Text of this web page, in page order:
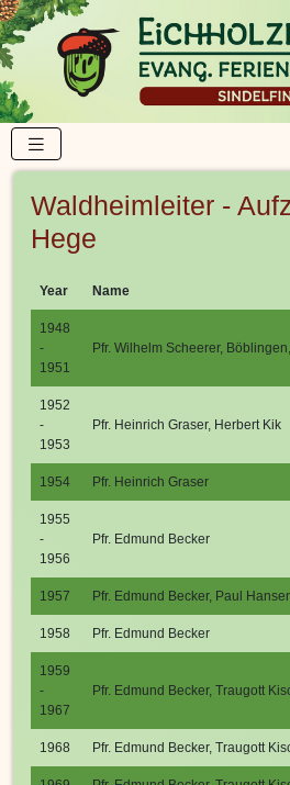
Waldheimleiter -
Hege
Year Name
1948
-
1951
Pfr. Wilhelm Scheerer,
1952
-
1953
Pfr. Heinrich Graser, Herbert Kik
1954 Pfr. Heinrich Graser
1955
-
1956
Pfr. Edmund Becker
1957 Pfr. Edmund Becker, Paul
1958 Pfr. Edmund Becker
1959
-
1967
Pfr. Edmund Becker, Traugott
1968 Pfr. Edmund Becker, Traugott